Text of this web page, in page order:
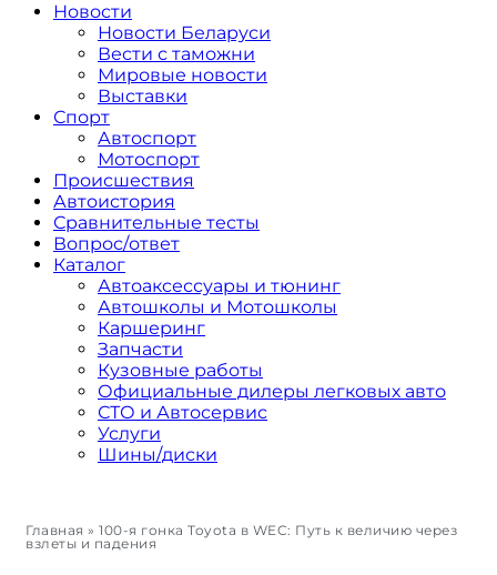
Сайт про автомобили
Новости
Новости Беларуси
Вести с таможни
Мировые новости
Выставки
Спорт
Автоспорт
Мотоспорт
Происшествия
Автоистория
Сравнительные тесты
Вопрос/ответ
Каталог
Автоакcессуары и тюнинг
Автошколы и Мотошколы
Каршеринг
Запчасти
Кузовные работы
Официальные дилеры легковых авто
СТО и Автосервис
Услуги
Шины/диски
Главная » 100-я гонка Toyota в WEC: Путь к величию через
взлеты и падения